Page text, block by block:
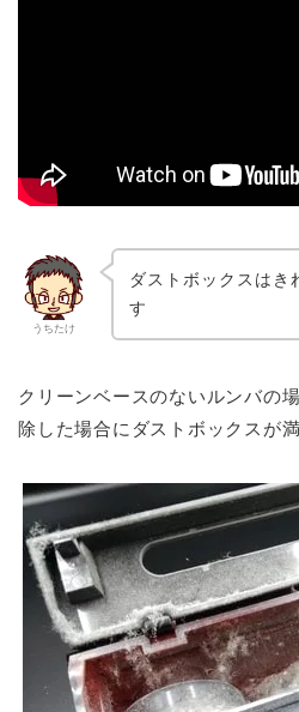
うちたけ
ダストボックスはき
す
クリーンベースのないルンバの
除した場合にダストボックスが